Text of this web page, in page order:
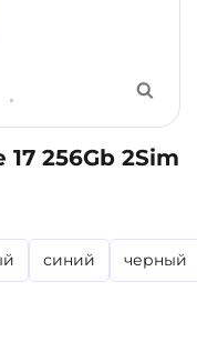
256Gb 2Sim
синий черный